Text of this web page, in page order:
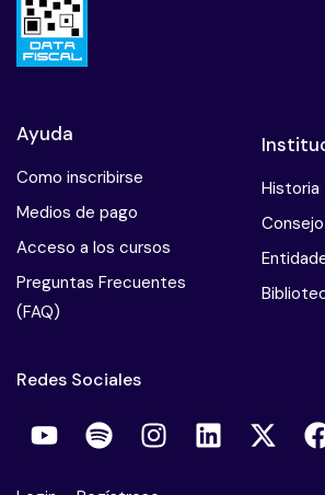
Ayuda
Como inscribirse
Medios de pago
Acceso a los cursos
Preguntas Frecuentes
(FAQ)
Historia
Redes Sociales